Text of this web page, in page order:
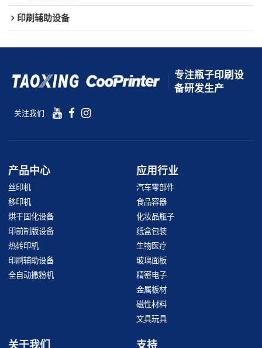
印刷辅助设备
专注瓶子印刷设
备研发生产
关注我们
产品中心
丝印机
移印机
烘干固化设备
印前制版设备
热转印机
印刷辅助设备
全自动撒粉机
应用行业
汽车零部件
食品容器
化妆品瓶子
纸盒包装
生物医疗
玻璃面板
精密电子
金属板材
磁性材料
文具玩具
关于我们 支持